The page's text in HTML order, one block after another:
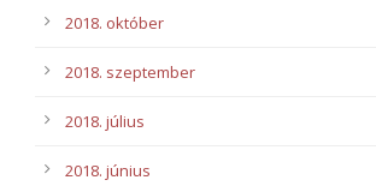
2018. október
2018. szeptember
2018. július
2018. június